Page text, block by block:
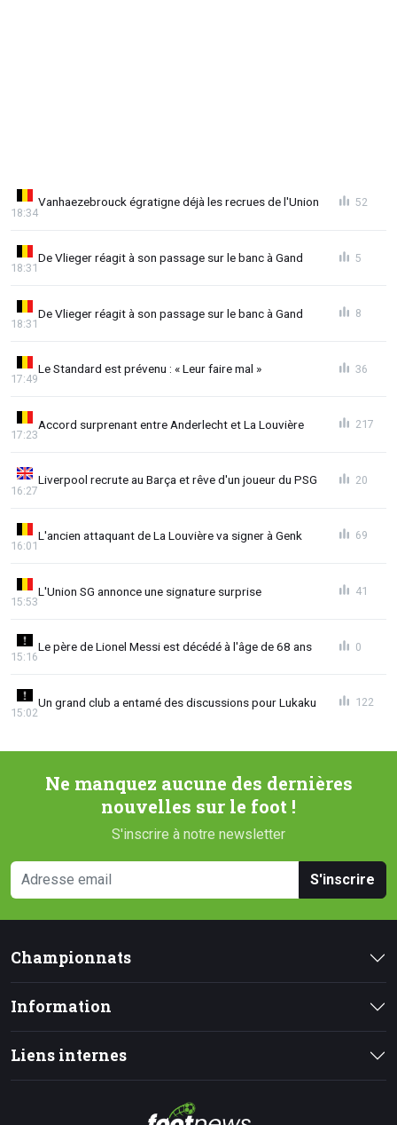
Vanhaezebrouck égratigne déjà les recrues de l'Union
18:34
52
De Vlieger réagit à son passage sur le banc à Gand
18:31
5
De Vlieger réagit à son passage sur le banc à Gand
18:31
8
Le Standard est prévenu : « Leur faire mal »
17:49
36
Accord surprenant entre Anderlecht et La Louvière
17:23
217
Liverpool recrute au Barça et rêve d'un joueur du PSG
16:27
20
L'ancien attaquant de La Louvière va signer à Genk
16:01
69
L'Union SG annonce une signature surprise
15:53
41
Le père de Lionel Messi est décédé à l'âge de 68 ans
15:16
0
Un grand club a entamé des discussions pour Lukaku
15:02
122
Ne manquez aucune des dernières
nouvelles sur le foot !
S'inscrire à notre newsletter
S'inscrire
Championnats
Information
Liens internes